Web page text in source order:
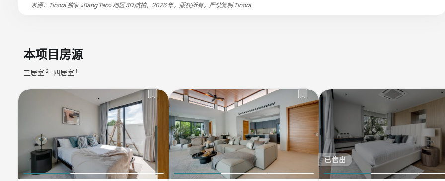
来源：Tinora 独家 «Bang Tao» 地区 3D 航拍，2026 年。版权所有。严禁复制Tinora
本项目房源
三居室 2 四居室 1
已售出